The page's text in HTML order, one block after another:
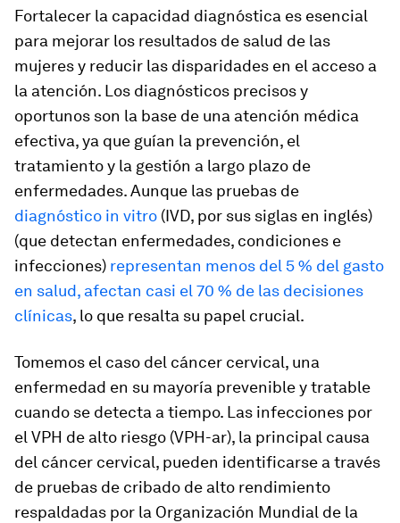
Fortalecer la capacidad diagnóstica es esencial
para mejorar los resultados de salud de las
mujeres y reducir las disparidades en el acceso a
la atención. Los diagnósticos precisos y
oportunos son la base de una atención médica
efectiva, ya que guían la prevención, el
tratamiento y la gestión a largo plazo de
enfermedades. Aunque las pruebas de
diagnóstico in vitro (IVD, por sus siglas en inglés)
(que detectan enfermedades, condiciones e
infecciones) representan menos del 5 % del gasto
en salud, afectan casi el 70 % de las decisiones
clínicas, lo que resalta su papel crucial.
Tomemos el caso del cáncer cervical, una
enfermedad en su mayoría prevenible y tratable
cuando se detecta a tiempo. Las infecciones por
el VPH de alto riesgo (VPH-ar), la principal causa
del cáncer cervical, pueden identificarse a través
de pruebas de cribado de alto rendimiento
respaldadas por la Organización Mundial de la